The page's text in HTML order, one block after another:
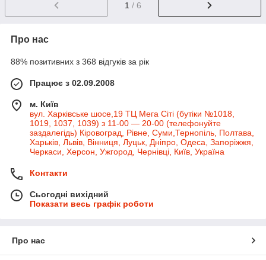
1 / 6
Про нас
88% позитивних з 368 відгуків за рік
Працює з 02.09.2008
м. Київ
вул. Харківське шосе,19 ТЦ Мега Сіті (бутіки №1018,
1019, 1037, 1039) з 11-00 — 20-00 (телефонуйте
заздалегідь) Кіровоград, Рівне, Суми,Тернопіль, Полтава,
Харьків, Львів, Вінниця, Луцьк, Дніпро, Одеса, Запоріжжя,
Черкаси, Херсон, Ужгород, Чернівці, Київ, Україна
Контакти
Сьогодні вихідний
Показати весь графік роботи
Про нас